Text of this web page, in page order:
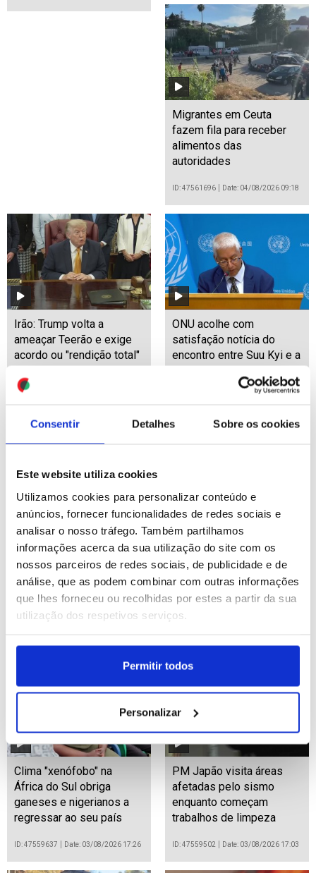
Consentir Detalhes Sobre os cookies
Este website utiliza cookies
Utilizamos cookies para personalizar conteúdo e
anúncios, fornecer funcionalidades de redes sociais e
analisar o nosso tráfego. Também partilhamos
informações acerca da sua utilização do site com os
nossos parceiros de redes sociais, de publicidade e de
análise, que as podem combinar com outras informações
que lhes forneceu ou recolhidas por estes a partir da sua
utilização dos respetivos serviços.
Permitir todos
Personalizar
Migrantes em Ceuta
fazem fila para receber
alimentos das
autoridades
ID: 47561696 Date: 04/08/2026 09:18
Irão: Trump volta a
ameaçar Teerão e exige
acordo ou "rendição total"
ONU acolhe com
satisfação notícia do
encontro entre Suu Kyi e a
IL pediu a Seguro que use
"magistratura de
influência" para estancar
"degradar das
instituições" (editado)
Níveis historicamente
baixos do rio Danúbio
levam a Hungria à beira
de uma emergência
Clima "xenófobo" na
África do Sul obriga
ganeses e nigerianos a
regressar ao seu país
ID: 47559637 Date: 03/08/2026 17:26
PM Japão visita áreas
afetadas pelo sismo
enquanto começam
trabalhos de limpeza
ID: 47559502 Date: 03/08/2026 17:03